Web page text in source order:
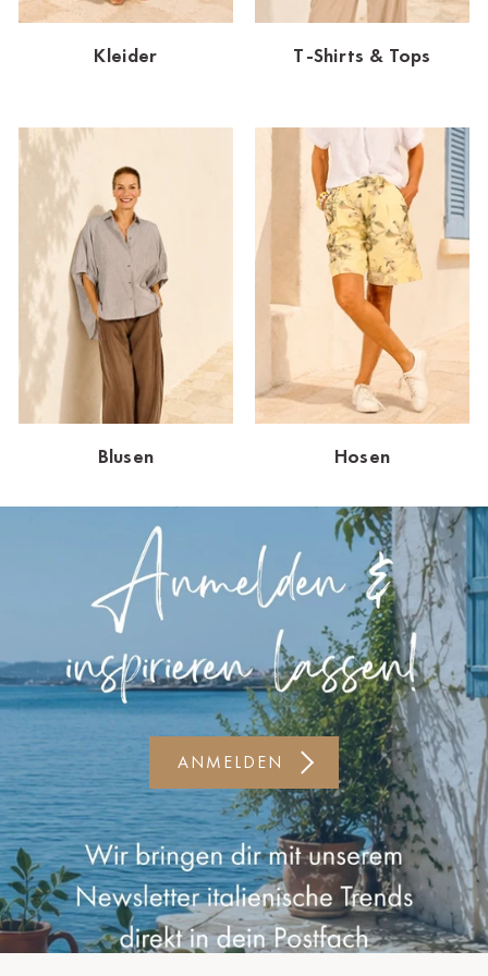
Dornbirn
Dortmund-Hombruch
Essen
HH-AEZ
HH-EEZ
HH-Eppendorf
HH-Hanseviertel
HH-Wandsbek
Hannover
Innsbruck
Kiel-CittiPark
Leipzig
Lindau
Münster
Oldenburg
Potsdam
Rostock
Kleider T-Shirts & Tops
Blusen Hosen
ANMELDEN